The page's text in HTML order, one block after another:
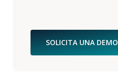
SOLICITA UNA DEMO